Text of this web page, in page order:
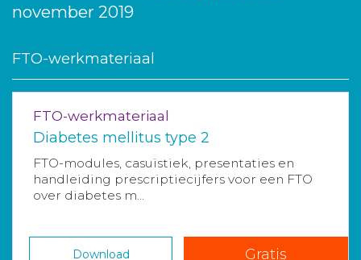
november 2019
FTO-werkmateriaal
FTO-werkmateriaal
Diabetes mellitus type 2
FTO-modules, casuïstiek, presentaties en
handleiding prescriptiecijfers voor een FTO
over diabetes m...
Download Gratis